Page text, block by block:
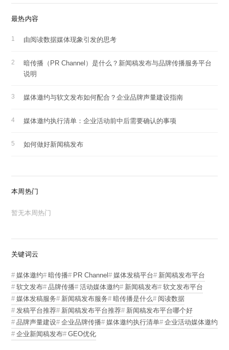
最热内容
由阅读数据媒体现象引发的思考
暗传播（PR Channel）是什么？新闻稿发布与品牌传播服务平台
说明
媒体邀约与软文发布如何配合？企业品牌声量建设指南
媒体邀约执行清单：企业活动前中后需要确认的事项
如何做好新闻稿发布
本周热门
暂无本周热门
关键词云
媒体邀约 暗传播 PR Channel 媒体发稿平台
新闻稿发布平台
软文发布
品牌传播 活动媒体邀约 新闻稿发布
软文发布平台
媒体发稿服务
新闻稿发布服务 暗传播是什么
阅读数据
发稿平台推荐
新闻稿发布平台推荐
新闻稿发布平台哪个好
品牌声量建设
企业品牌传播 媒体邀约执行清单
企业活动媒体邀约
企业新闻稿发布
GEO优化